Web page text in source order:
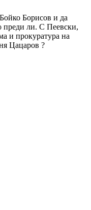
Борисов и да
преди ли. С Пеевски,
и прокуратура на
Цацаров ?